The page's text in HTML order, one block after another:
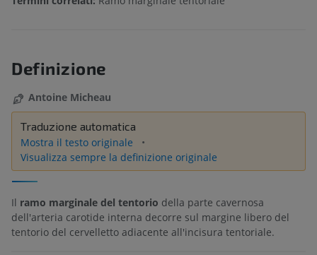
Definizione
Antoine Micheau
Traduzione automatica
Mostra il testo originale
Visualizza sempre la definizione originale
Il ramo marginale del tentorio della parte cavernosa
dell'arteria carotide interna decorre sul margine libero del
tentorio del cervelletto adiacente all'incisura tentoriale.